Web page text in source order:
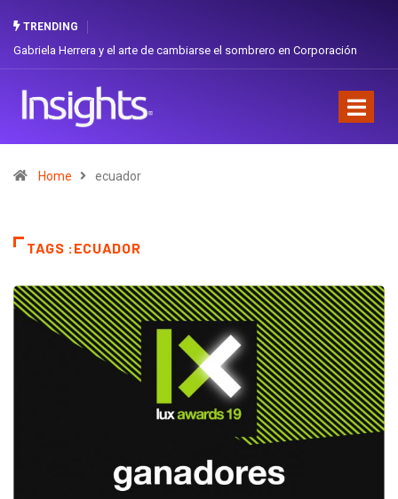
TRENDING
Gabriela Herrera y el arte de cambiarse el sombrero en Corporación
Home ecuador
TAGS :ECUADOR